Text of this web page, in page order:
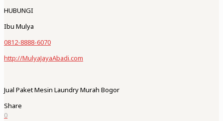
HUBUNGI
Ibu Mulya
0812-8888-6070
http://MulyaJayaAbadi.com
Jual Paket Mesin Laundry Murah Bogor
Share
0